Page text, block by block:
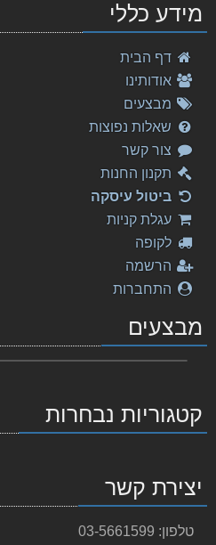
מידע כללי
דף הבית
אודותינו
מבצעים
שאלות נפוצות
צור קשר
תקנון החנות
ביטול עיסקה
עגלת קניות
לקופה
הרשמה
התחברות
מבצעים
קטגוריות נבחרות
יצירת קשר
טלפון: 03-5661599